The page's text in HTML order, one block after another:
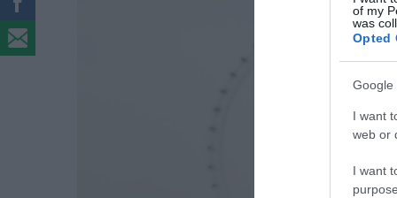
of my
was
Opted
Google
I want
web or
I want